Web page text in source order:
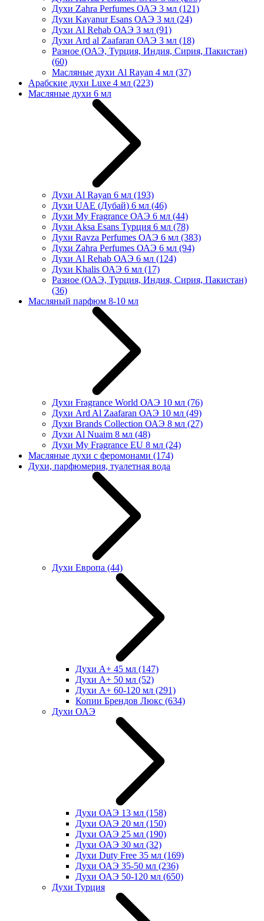
Духи Zahra Perfumes ОАЭ 3 мл (121)
Духи Kayanur Esans ОАЭ 3 мл (24)
Духи Al Rehab ОАЭ 3 мл (91)
Духи Ard al Zaafaran ОАЭ 3 мл (18)
Разное (ОАЭ, Турция, Индия, Сирия, Пакистан)
(60)
Масляные духи Al Rayan 4 мл (37)
Арабские духи Luxe 4 мл (223)
Масляные духи 6 мл
Духи Al Rayan 6 мл (193)
Духи UAE (Дубай) 6 мл (46)
Духи My Fragrance ОАЭ 6 мл (44)
Духи Aksa Esans Турция 6 мл (78)
Духи Ravza Perfumes ОАЭ 6 мл (383)
Духи Zahra Perfumes ОАЭ 6 мл (94)
Духи Al Rehab ОАЭ 6 мл (124)
Духи Khalis ОАЭ 6 мл (17)
Разное (ОАЭ, Турция, Индия, Сирия, Пакистан)
(36)
Масляный парфюм 8-10 мл
Духи Fragrance World ОАЭ 10 мл (76)
Духи Ard Al Zaafaran ОАЭ 10 мл (49)
Духи Brands Collection ОАЭ 8 мл (27)
Духи Al Nuaim 8 мл (48)
Духи My Fragrance EU 8 мл (24)
Масляные духи с феромонами (174)
Духи, парфюмерия, туалетная вода
Духи Европа (44)
Духи А+ 45 мл (147)
Духи А+ 50 мл (52)
Духи А+ 60-120 мл (291)
Копии Брендов Люкс (634)
Духи ОАЭ
Духи ОАЭ 13 мл (158)
Духи ОАЭ 20 мл (150)
Духи ОАЭ 25 мл (190)
Духи ОАЭ 30 мл (32)
Духи Duty Free 35 мл (169)
Духи ОАЭ 35-50 мл (236)
Духи ОАЭ 50-120 мл (650)
Духи Турция